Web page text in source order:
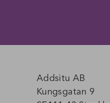
Addsitu AB
Kungsgatan 9